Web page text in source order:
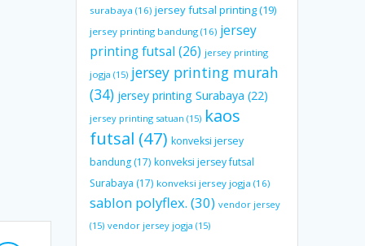
surabaya (16) jersey futsal printing(19)
jersey printing bandung (16) jersey
printing futsal (26) jersey printing
jogja (15) jersey printing murah
(34) jersey printing Surabaya (22)
jersey printing satuan (15) kaos
futsal (47) konveksi jersey
bandung (17) konveksi jersey futsal
Surabaya (17) konveksi jersey jogja (16)
sablon polyflex. (30) vendor jersey
(15) vendor jersey jogja (15)